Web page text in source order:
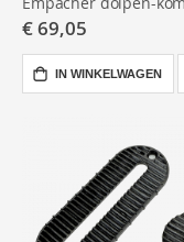
€ 69,05
IN WINKELWAGEN